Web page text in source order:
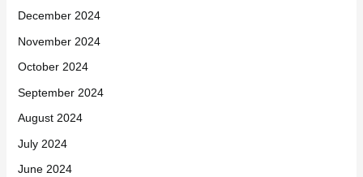
December 2024
November 2024
October 2024
September 2024
August 2024
July 2024
June 2024